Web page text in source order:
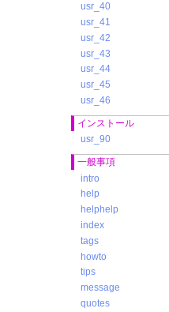
usr_40
usr_41
usr_42
usr_43
usr_44
usr_45
usr_46
インストール
usr_90
一般事項
intro
help
helphelp
index
tags
howto
tips
message
quotes